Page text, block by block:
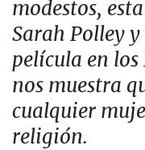
modestos,
Sarah Polley
película en los
nos muestra
cualquier
religión.